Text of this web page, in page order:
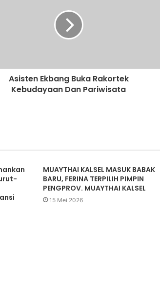
Asisten Ekbang Buka Rakortek
Kebudayaan Dan Pariwisata
MUAYTHAI KALSEL MASUK BABAK
BARU, FERINA TERPILIH PIMPIN
PENGPROV. MUAYTHAI KALSEL
15 Mei 2026